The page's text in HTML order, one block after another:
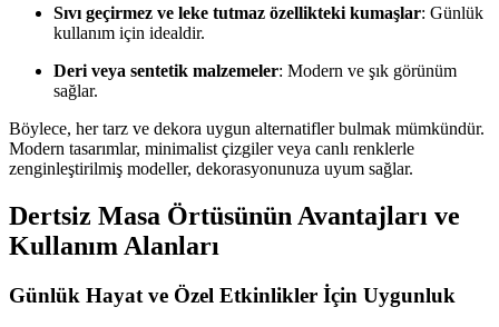
Sıvı geçirmez ve leke tutmaz özellikteki kumaşlar: Günlük
kullanım için idealdir.
Deri veya sentetik malzemeler: Modern ve şık görünüm
sağlar.
Böylece, her tarz ve dekora uygun alternatifler bulmak mümkündür.
Modern tasarımlar, minimalist çizgiler veya canlı renklerle
zenginleştirilmiş modeller, dekorasyonunuza uyum sağlar.
Dertsiz Masa Örtüsünün Avantajları ve
Kullanım Alanları
Günlük Hayat ve Özel Etkinlikler İçin Uygunluk